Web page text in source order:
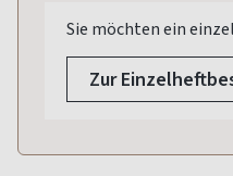
Sie möchten ein
Zur